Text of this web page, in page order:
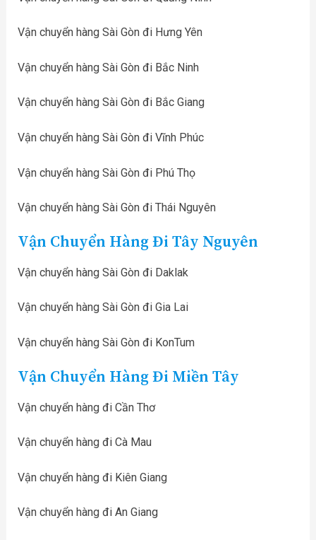
Vận chuyển hàng Sài Gòn đi Hưng Yên
Vận chuyển hàng Sài Gòn đi Bắc Ninh
Vận chuyển hàng Sài Gòn đi Bắc Giang
Vận chuyển hàng Sài Gòn đi Vĩnh Phúc
Vận chuyển hàng Sài Gòn đi Phú Thọ
Vận chuyển hàng Sài Gòn đi Thái Nguyên
Vận Chuyển Hàng Đi Tây Nguyên
Vận chuyển hàng Sài Gòn đi Daklak
Vận chuyển hàng Sài Gòn đi Gia Lai
Vận chuyển hàng Sài Gòn đi KonTum
Vận Chuyển Hàng Đi Miền Tây
Vận chuyển hàng đi Cần Thơ
Vận chuyển hàng đi Cà Mau
Vận chuyển hàng đi Kiên Giang
Vận chuyển hàng đi An Giang